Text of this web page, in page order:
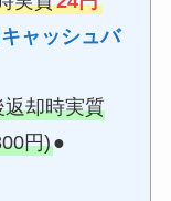
ャッシュバ
返却時実質
円)●